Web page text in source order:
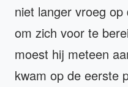
niet langer vroeg
om zich voor te
moest hij meteen
kwam op de eerste